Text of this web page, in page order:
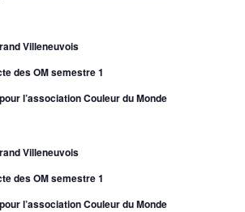
Villeneuvois
des OM semestre 1
l’association Couleur du Monde
Villeneuvois
des OM semestre 1
l’association Couleur du Monde